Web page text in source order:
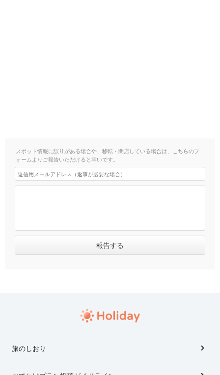
スポット情報に誤りがある場合や、移転・閉店している場合は、こちらのフ
ォームよりご報告いただけると幸いです。
旅のしおり